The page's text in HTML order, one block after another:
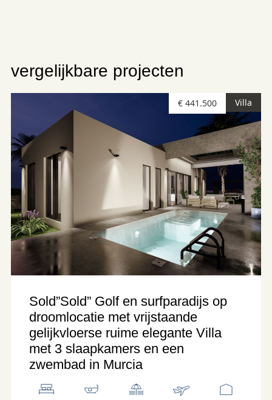
vergelijkbare projecten
Villa
€ 441.500
Sold”Sold” Golf en surfparadijs op
droomlocatie met vrijstaande
gelijkvloerse ruime elegante Villa
met 3 slaapkamers en een
zwembad in Murcia